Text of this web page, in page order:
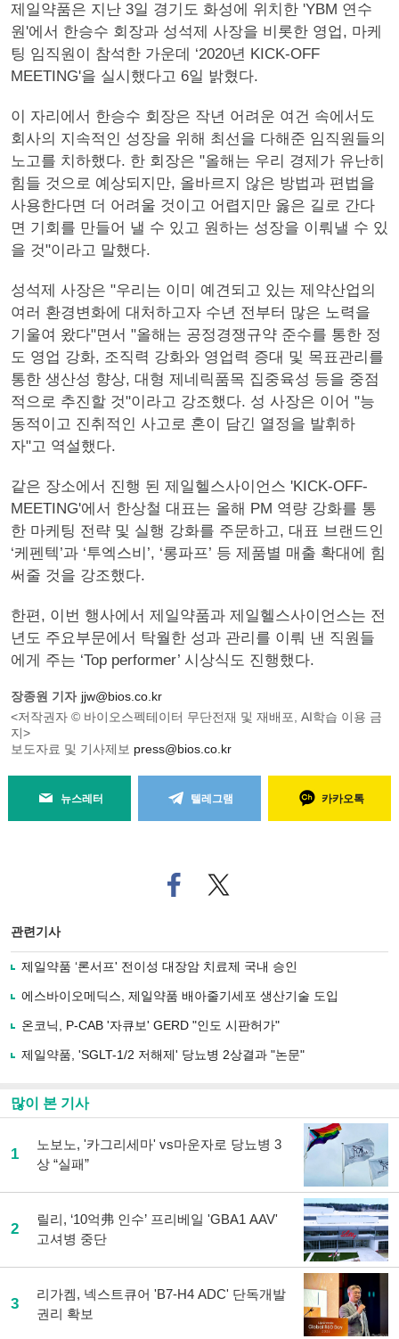
제일약품은 지난 3일 경기도 화성에 위치한 'YBM 연수
원'에서 한승수 회장과 성석제 사장을 비롯한 영업, 마케
팅 임직원이 참석한 가운데 ‘2020년 KICK-OFF
MEETING'을 실시했다고 6일 밝혔다.
이 자리에서 한승수 회장은 작년 어려운 여건 속에서도
회사의 지속적인 성장을 위해 최선을 다해준 임직원들의
노고를 치하했다. 한 회장은 "올해는 우리 경제가 유난히
힘들 것으로 예상되지만, 올바르지 않은 방법과 편법을
사용한다면 더 어려울 것이고 어렵지만 옳은 길로 간다
면 기회를 만들어 낼 수 있고 원하는 성장을 이뤄낼 수 있
을 것"이라고 말했다.
성석제 사장은 "우리는 이미 예견되고 있는 제약산업의
여러 환경변화에 대처하고자 수년 전부터 많은 노력을
기울여 왔다"면서 "올해는 공정경쟁규약 준수를 통한 정
도 영업 강화, 조직력 강화와 영업력 증대 및 목표관리를
통한 생산성 향상, 대형 제네릭품목 집중육성 등을 중점
적으로 추진할 것"이라고 강조했다. 성 사장은 이어 "능
동적이고 진취적인 사고로 혼이 담긴 열정을 발휘하
자"고 역설했다.
같은 장소에서 진행 된 제일헬스사이언스 'KICK-OFF-
MEETING'에서 한상철 대표는 올해 PM 역량 강화를 통
한 마케팅 전략 및 실행 강화를 주문하고, 대표 브랜드인
‘케펜텍’과 ‘투엑스비’, ‘롱파프’ 등 제품별 매출 확대에 힘
써줄 것을 강조했다.
한편, 이번 행사에서 제일약품과 제일헬스사이언스는 전
년도 주요부문에서 탁월한 성과 관리를 이뤄 낸 직원들
에게 주는 ‘Top performer’ 시상식도 진행했다.
장종원 기자 jjw@bios.co.kr
<저작권자 © 바이오스펙테이터 무단전재 및 재배포, AI학습 이용 금
지>
보도자료 및 기사제보 press@bios.co.kr
뉴스레터 텔레그램 카카오톡
페
이
로
기
사
유
기
트위
터로
관련기사
제일약품 ‘론서프' 전이성 대장암 치료제 국내 승인
에스바이오메딕스, 제일약품 배아줄기세포 생산기술 도입
온코닉, P-CAB '자큐보' GERD "인도 시판허가"
제일약품, 'SGLT-1/2 저해제' 당뇨병 2상결과 "논문"
많이 본 기사
1
노보노, '카그리세마' vs마운자로 당뇨병 3
상 “실패”
2
릴리, ‘10억弗 인수’ 프리베일 'GBA1 AAV'
고셔병 중단
3
리가켐, 넥스트큐어 'B7-H4 ADC' 단독개발
권리 확보